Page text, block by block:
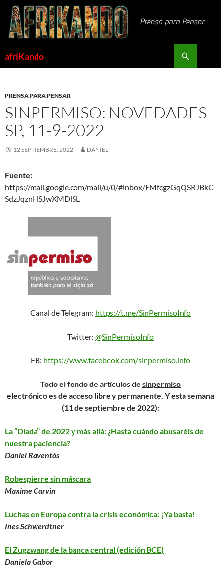
Saltar
contenido
afriKando
PRENSA PARA PENSAR
SINPERMISO: NOVEDADES
SP, 11-9-2022
12 SEPTIEMBRE, 2022 DANIEL
Fuente:
https://mail.google.com/mail/u/0/#inbox/FMfcgzGqQSRJBkC
SdzJqznHSJwXMDlSL
Canal de Telegram: https://t.me/SinPermisoInfo
Twitter: @SinPermisoInfo
FB: https://www.facebook.com/sinpermiso.info
Todo el fondo de artículos de sinpermiso
electrónico es de acceso libre y permanente. Y esta semana
(11 de septiembre de 2022):
La “Diada” de 2022 y más allá: ¿Hasta cuándo abusaréis de
nuestra paciencia?
Daniel Raventós
Robespierre sin máscara
Maxime Carvin
Luchas en Europa contra la crisis económica: ¡Ya basta!
Ines Schwerdtner
El Zugzwang de la banca central (edición BCE)
Daniela Gabor